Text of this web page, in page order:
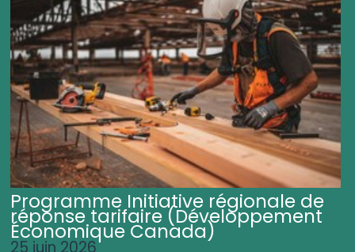
Programme Initiative régionale de
réponse tarifaire (Développement
Économique Canada)